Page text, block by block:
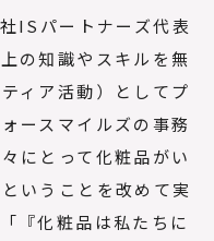
IS パートナーズ代表
の知識やスキルを無
ィア活動）としてプ
ースマイルズの事務
にとって化粧品がい
いうことを改めて実
『化粧品は私たちに